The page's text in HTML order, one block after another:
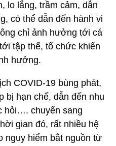
lo lắng, trầm cảm, dẫn
có thể dẫn đến hành vi
chỉ ảnh hưởng tới cá
tập thế, tổ chức khiến
hưởng.
COVID-19 bùng phát,
bị hạn chế, dẫn đến nhu
hỏi…. chuyển sang
gian đó, rất nhiều hệ
nguy hiểm bắt nguồn từ